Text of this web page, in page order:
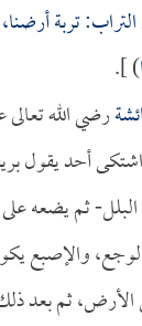
تربة
) ].
رضي الله
اشتكى أحد يقول
ثم يضعه
والإصبع
الأرض، ثم بعد